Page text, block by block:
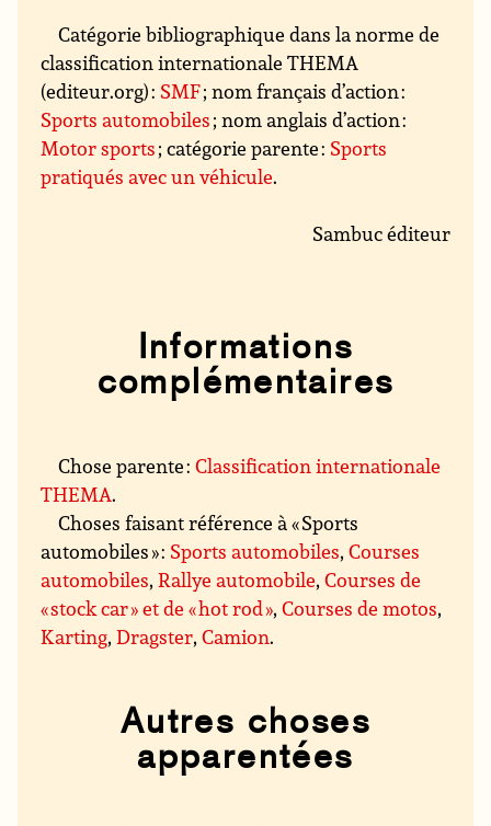
Catégorie bibliographique dans la norme de
classification internationale THEMA
(editeur.org) : SMF; nom français d’action :
Sports automobiles; nom anglais d’action :
Motor sports; catégorie parente : Sports
pratiqués avec un véhicule.
Sambuc éditeur
Informations
complémentaires
Chose parente :Classification internationale
THEMA.
Choses faisant référence à « Sports
automobiles » : Sports automobiles,Courses
automobiles,Rallye automobile,Courses de
« stock car » et de « hot rod »,Courses de motos,
Karting,Dragster,Camion.
Autres choses
apparentées